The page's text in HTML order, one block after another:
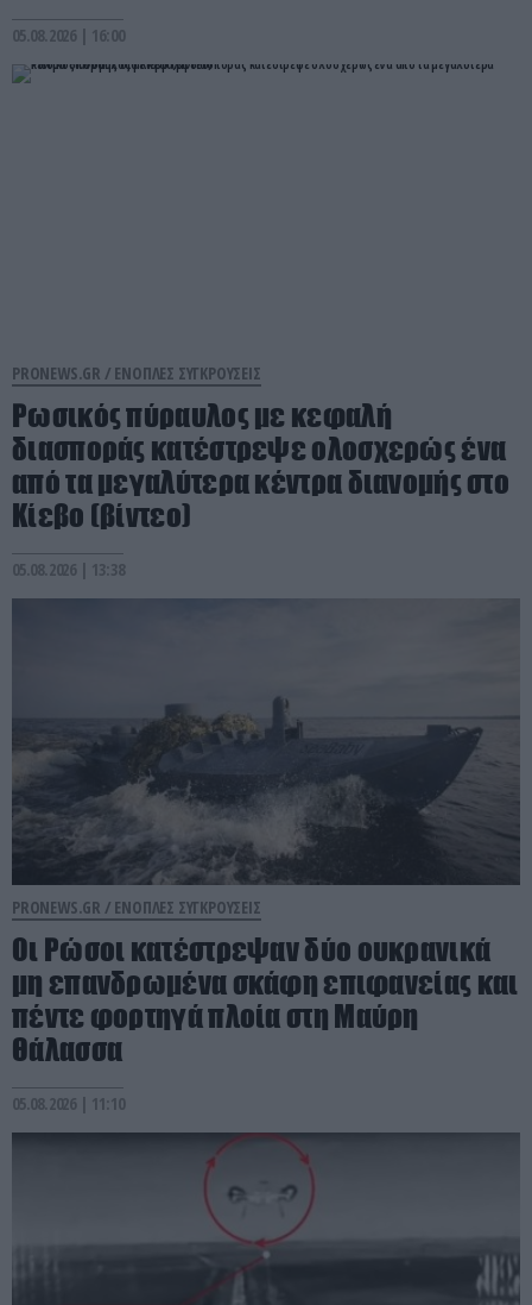
05.08.2026 | 16:00
PRONEWS.GR / ΕΝΟΠΛΕΣ ΣΥΓΚΡΟΥΣΕΙΣ
Ρωσικός πύραυλος με κεφαλή
διασποράς κατέστρεψε ολοσχερώς ένα
από τα μεγαλύτερα κέντρα διανομής στο
Κίεβο (βίντεο)
05.08.2026 | 13:38
PRONEWS.GR / ΕΝΟΠΛΕΣ ΣΥΓΚΡΟΥΣΕΙΣ
Οι Ρώσοι κατέστρεψαν δύο ουκρανικά
μη επανδρωμένα σκάφη επιφανείας και
πέντε φορτηγά πλοία στη Μαύρη
Θάλασσα
05.08.2026 | 11:10